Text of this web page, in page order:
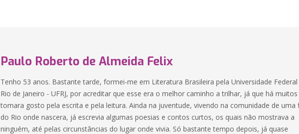
Paulo Roberto de Almeida Felix
Tenho 53 anos. Bastante tarde, formei-me em Literatura Brasileira pela Universidade
Rio de Janeiro - UFRJ, por acreditar que esse era o melhor caminho a trilhar, já que há
tomara gosto pela escrita e pela leitura. Ainda na juventude, vivendo na comunidade de uma
do Rio onde nascera, já escrevia algumas poesias e contos curtos, os quais não mostrava a
ninguém, até pelas circunstâncias do lugar onde vivia. Só bastante tempo depois, já quase